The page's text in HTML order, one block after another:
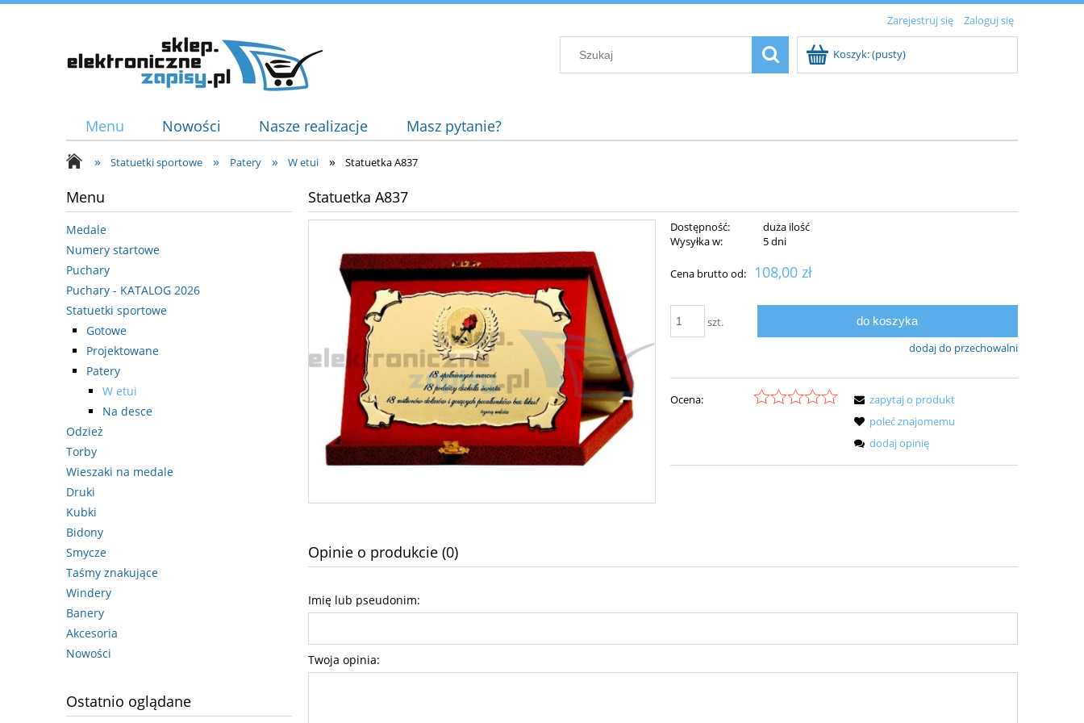
Zarejestruj się Zaloguj się
Koszyk:(pusty)
Menu Nowości Nasze realizacje Masz pytanie?
» Statuetki sportowe » Patery » W etui » Statuetka A837
Menu
Medale
Numery startowe
Puchary
Puchary - KATALOG 2026
Statuetki sportowe
Gotowe
Projektowane
Patery
W etui
Na desce
Odzież
Torby
Wieszaki na medale
Druki
Kubki
Bidony
Smycze
Taśmy znakujące
Windery
Banery
Akcesoria
Nowości
Ostatnio oglądane
Statuetka A837
Dostępność:
duża ilość
Wysyłka w:
5 dni
Cena brutto od: 108,00 zł
szt. do koszyka
dodaj do przechowalni
Ocena:
zapytaj o produkt
poleć znajomemu
dodaj opinię
Opinie o produkcie (0)
Imię lub pseudonim:
Twoja opinia: